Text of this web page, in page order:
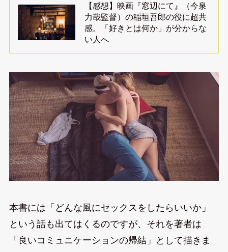
【感想】映画『窓辺にて』（今泉
力哉監督）の稲垣吾郎の役に超共
感。「好きとは何か」が分からな
い人へ
本書には「どんな風にセックスをしたらいいか」
という話も出てはくるのですが、それを著者は
「良いコミュニケーションの帰結」として描きま